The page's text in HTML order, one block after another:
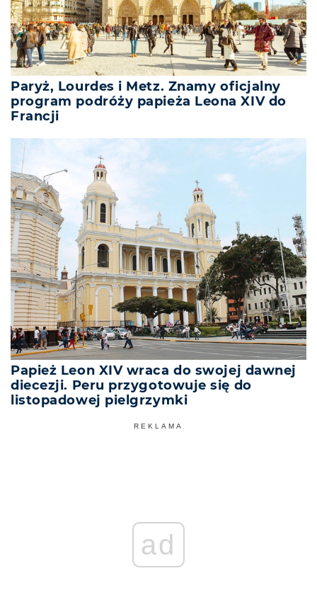
Paryż, Lourdes i Metz. Znamy oficjalny
program podróży papieża Leona XIV do
Francji
Papież Leon XIV wraca do swojej dawnej
diecezji. Peru przygotowuje się do
listopadowej pielgrzymki
REKLAMA
ad